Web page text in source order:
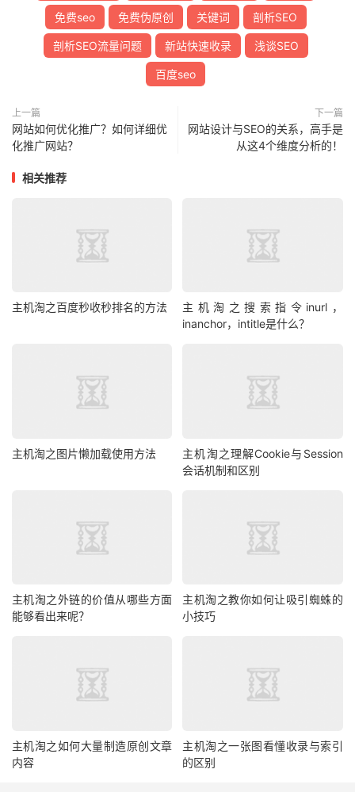
免费seo 免费伪原创 关键词 剖析SEO
剖析SEO流量问题 新站快速收录 浅谈SEO
百度seo
上一篇
网站如何优化推广？如何详细优
化推广网站？
下一篇
网站设计与SEO的关系，高手是
从这4个维度分析的！
相关推荐
主机淘之百度秒收秒排名的方法
主机淘之搜索指令inurl，
inanchor，intitle是什么？
主机淘之图片懒加载使用方法
主机淘之理解Cookie与Session
会话机制和区别
主机淘之外链的价值从哪些方面
能够看出来呢？
主机淘之教你如何让吸引蜘蛛的
小技巧
主机淘之如何大量制造原创文章
内容
主机淘之一张图看懂收录与索引
的区别